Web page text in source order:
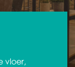
vloer,